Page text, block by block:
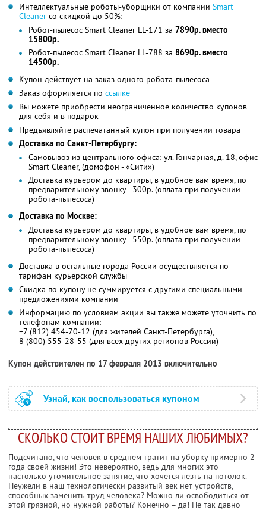
Интеллектуальные роботы-уборщики от компании Smart
Cleaner со скидкой до 50%:
Робот-пылесос Smart Cleaner LL-171 за 7890р. вместо
15800р.
Робот-пылесос Smart Cleaner LL-788 за 8690р. вместо
14500р.
Купон действует на заказ одного робота-пылесоса
Заказ оформляется по ссылке
Вы можете приобрести неограниченное количество купонов
для себя и в подарок
Предъявляйте распечатанный купон при получении товара
Доставка по Санкт-Петербургу:
Самовывоз из центрального офиса: ул. Гончарная, д. 18, офис
Smart Cleaner, (домофон - «Сити»)
Доставка курьером до квартиры, в удобное вам время, по
предварительному звонку - 300р. (оплата при получении
робота-пылесоса)
Доставка по Москве:
Доставка курьером до квартиры, в удобное вам время, по
предварительному звонку - 550р. (оплата при получении
робота-пылесоса)
Доставка в остальные города России осуществляется по
тарифам курьерской службы
Скидка по купону не суммируется с другими специальными
предложениями компании
Информацию по условиям акции вы также можете уточнить по
телефонам компании:
+7 (812) 454-70-12 (для жителей Санкт-Петербурга),
8 (800) 555-28-55 (для всех других регионов России)
Купон действителен по 17 февраля 2013 включительно
Узнай, как воспользоваться купоном
СКОЛЬКО СТОИТ ВРЕМЯ НАШИХ ЛЮБИМЫХ?
Подсчитано, что человек в среднем тратит на уборку примерно 2
года своей жизни! Это невероятно, ведь для многих это
настолько утомительное занятие, что хочется лезть на потолок.
Неужели в наш технологически развитый век нет устройств,
способных заменить труд человека? Можно ли освободиться от
этой грязной, но нужной работы? Конечно – да! Не так давно